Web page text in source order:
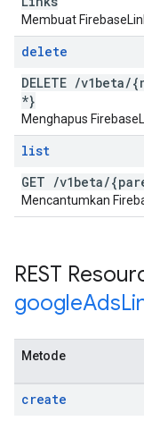
Membuat
delete
DELETE /v1beta/
*}
Menghapus
list
GET /v1beta/
Mencantumkan
REST
googleAds
Metode
create